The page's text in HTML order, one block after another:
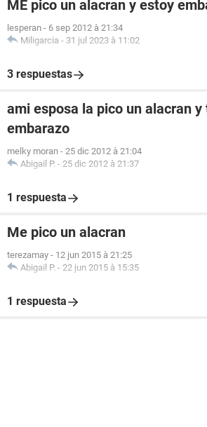
ME pico un alacran y estoy
lesperan - 6 sep 2012 à 21:34
Miligarcia - 31 jul 2023 à 11:02
3 respuestas
ami esposa la pico un alacran
embarazo
melky moran - 25 dic 2012 à 21:04
Abigail P. - 25 dic 2012 à 21:37
1 respuesta
Me pico un alacran
terezamay - 12 jun 2015 à 21:25
Abigail P. - 22 jun 2015 à 15:35
1 respuesta